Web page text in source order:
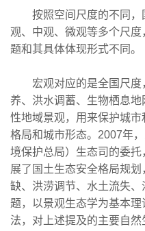
按照空间尺度的不同，
观、中观、微观等多个尺度
题和其具体体现形式不同。
宏观对应的是全国尺度
养、洪水调蓄、生物栖息
性地域景观，用来保护城
格局和城市形态。2007年
境保护总局）生态司的委
展了国土生态安全格局规
缺、洪涝调节、水土流失、
题，以景观生态学为基本
法，对上述提及的主要自